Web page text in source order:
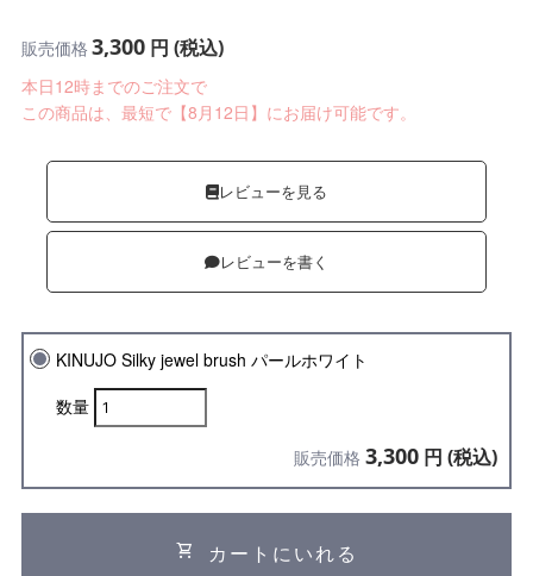
販売価格 3,300円 (税込)
本日12時までのご注文で
この商品は、最短で【8月12日】にお届け可能です。
レビューを見る
レビューを書く
KINUJO Silky jewel brush パールホワイト
数量
販売価格 3,300 円 (税込)
shopping_cart カートにいれる